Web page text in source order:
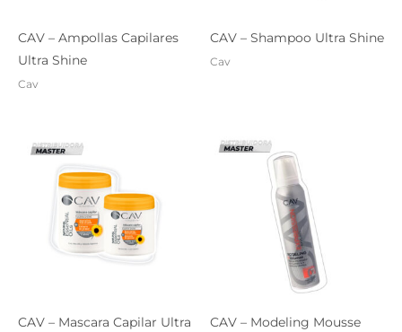
CAV – Ampollas Capilares
Ultra Shine
Cav
CAV – Shampoo Ultra Shine
Cav
CAV – Mascara Capilar Ultra CAV – Modeling Mousse